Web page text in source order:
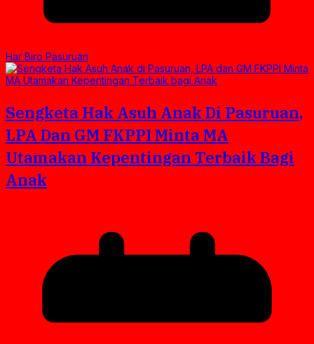
Har Biro Pasuruan
Sengketa Hak Asuh Anak Di Pasuruan,
LPA Dan GM FKPPI Minta MA
Utamakan Kepentingan Terbaik Bagi
Anak